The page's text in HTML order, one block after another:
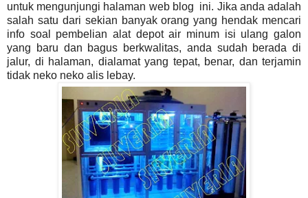
untuk mengunjungi halaman web blog ini. Jika anda adalah
salah satu dari sekian banyak orang yang hendak mencari
info soal pembelian alat depot air minum isi ulang galon
yang baru dan bagus berkwalitas, anda sudah berada di
jalur, di halaman, dialamat yang tepat, benar, dan terjamin
tidak neko neko alis lebay.